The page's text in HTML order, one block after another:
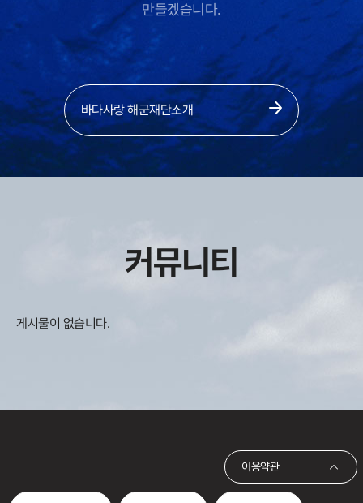
만들겠습니다.
바다사랑 해군재단소개
커뮤니티
게시물이 없습니다.
이용약관